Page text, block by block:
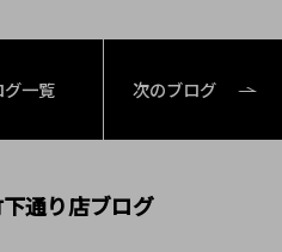
グ一覧 次のブログ
通り店ブログ